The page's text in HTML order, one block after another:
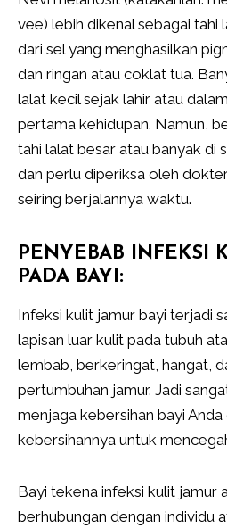
vee) lebih dikenal sebagai
dari sel yang menghasilkan
dan ringan atau coklat tua.
lalat kecil sejak lahir atau
pertama kehidupan. Namun,
tahi lalat besar atau banyak di
dan perlu diperiksa oleh
seiring berjalannya waktu.
PENYEBAB INFEKSI
PADA BAYI:
Infeksi kulit jamur bayi terjadi
lapisan luar kulit pada tubuh
lembab, berkeringat, hangat,
pertumbuhan jamur. Jadi
menjaga kebersihan bayi
kebersihannya untuk
Bayi tekena infeksi kulit jamur
berhubungan dengan individu